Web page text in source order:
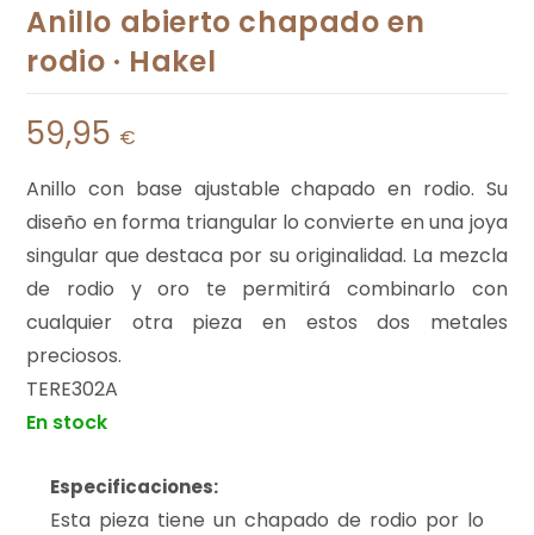
Anillo abierto chapado en
rodio · Hakel
59,95 €
Anillo con base ajustable chapado en rodio. Su
diseño en forma triangular lo convierte en una joya
singular que destaca por su originalidad. La mezcla
de rodio y oro te permitirá combinarlo con
cualquier otra pieza en estos dos metales
preciosos.
TERE302A
En stock
Especificaciones:
Esta pieza tiene un chapado de rodio por lo